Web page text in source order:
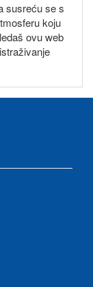
susreću se s
koju
ovu web